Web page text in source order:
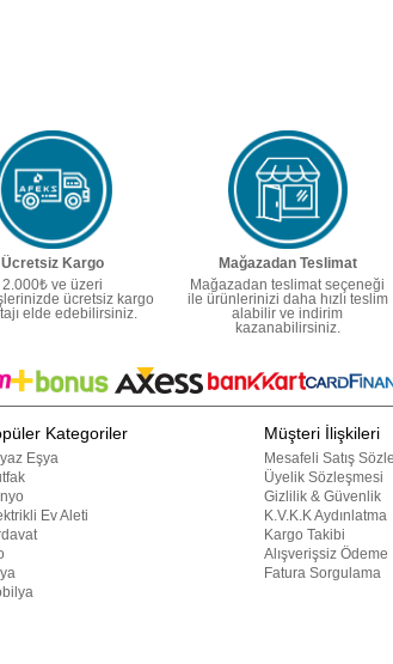
Ücretsiz Kargo
2.000₺ ve üzeri
ücretsiz kargo
elde edebilirsiniz.
Mağazadan Teslimat
Mağazadan teslimat seçeneği
ile ürünlerinizi daha hızlı teslim
alabilir ve indirim
kazanabilirsiniz.
Kategoriler
Eşya
Ev Aleti
Müşteri İlişkileri
Mesafeli Satış
Üyelik Sözleşmesi
Gizlilik & Güvenlik
K.V.K.K Aydınlatma
Kargo Takibi
Alışverişsiz Ödeme
Fatura Sorgulama